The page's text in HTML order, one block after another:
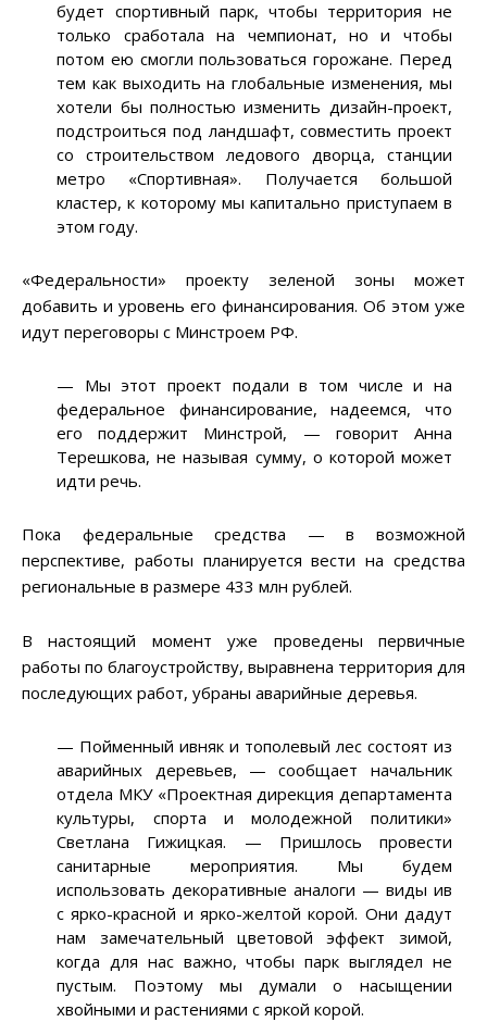
будет спортивный парк, чтобы территория не
только сработала на чемпионат, но и чтобы
потом ею смогли пользоваться горожане. Перед
тем как выходить на глобальные изменения, мы
хотели бы полностью изменить дизайн-проект,
подстроиться под ландшафт, совместить проект
со строительством ледового дворца, станции
метро «Спортивная». Получается большой
кластер, к которому мы капитально приступаем в
этом году.
«Федеральности» проекту зеленой зоны может
добавить и уровень его финансирования. Об этом уже
идут переговоры с Минстроем РФ.
— Мы этот проект подали в том числе и на
федеральное финансирование, надеемся, что
его поддержит Минстрой, — говорит Анна
Терешкова, не называя сумму, о которой может
идти речь.
Пока федеральные средства — в возможной
перспективе, работы планируется вести на средства
региональные в размере 433 млн рублей.
В настоящий момент уже проведены первичные
работы по благоустройству, выравнена территория для
последующих работ, убраны аварийные деревья.
— Пойменный ивняк и тополевый лес состоят из
аварийных деревьев, — сообщает начальник
отдела МКУ «Проектная дирекция департамента
культуры, спорта и молодежной политики»
Светлана Гижицкая. — Пришлось провести
санитарные мероприятия. Мы будем
использовать декоративные аналоги — виды ив
с ярко-красной и ярко-желтой корой. Они дадут
нам замечательный цветовой эффект зимой,
когда для нас важно, чтобы парк выглядел не
пустым. Поэтому мы думали о насыщении
хвойными и растениями с яркой корой.